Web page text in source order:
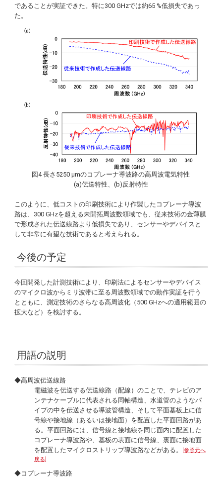
であることが実証できた。特に300 GHzでは約65 %低損失であっ
た。
図4 長さ5250 µmのコプレーナ導波路の高周波電気特性
(a)伝送特性、(b)反射特性
このように、低コストの印刷技術により作製したコプレーナ導波
路は、300 GHzを超える未開拓周波数領域でも、従来技術の金薄膜
で形成された伝送線路より低損失であり、センサーやデバイスと
して非常に有望な技術であると考えられる。
今後の予定
今回開発した計測技術により、印刷法によるセンサーやデバイス
のマイクロ波からミリ波帯に至る周波数領域での動作実証を行う
とともに、測定技術のさらなる高周波化（500 GHzへの適用範囲の
拡大など）を検討する。
用語の説明
◆高周波伝送線路
電磁波を伝送する伝送線路（配線）のことで、テレビのア
ンテナケーブルに代表される同軸構造、水道管のようなパ
イプの中を伝送させる導波管構造、そして平面基板上に信
号線や接地線（あるいは接地面）を配置した平面回路があ
る。平面回路には、信号線と接地線を同じ面内に配置した
コプレーナ導波路や、基板の表面に信号線、裏面に接地面
を配置したマイクロストリップ導波路などがある。
[参照元へ
戻る]
◆コプレーナ導波路